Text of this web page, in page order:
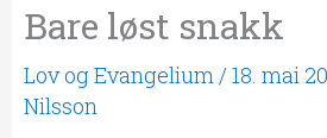
Bare løst snakk
Lov og Evangelium /18. mai
Nilsson